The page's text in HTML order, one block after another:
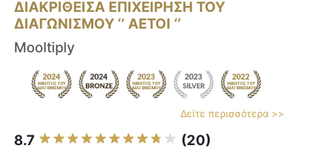
ΔΙΑΚΡΙΘΕΙΣΑ ΕΠΙΧΕΙΡΗΣΗ ΤΟΥ
ΔΙΑΓΩΝΙΣΜΟΥ ‘’ ΑΕΤΟΙ ‘’
Mooltiply
Δείτε περισσότερα >>
8.7 (20)